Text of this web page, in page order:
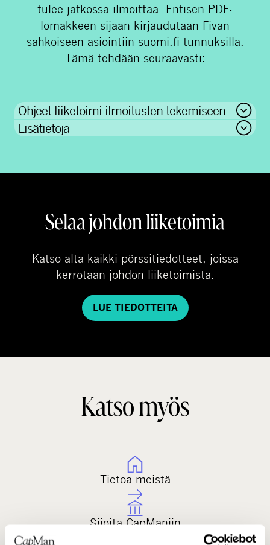
tulee jatkossa ilmoittaa. Entisen PDF-
lomakkeen sijaan kirjaudutaan Fivan
sähköiseen asiointiin suomi.fi-tunnuksilla.
Tämä tehdään seuraavasti:
Ohjeet liiketoimi-ilmoitusten tekemiseen
Lisätietoja
Selaa johdon liiketoimia
Katso alta kaikki pörssitiedotteet, joissa
kerrotaan johdon liiketoimista.
LUE TIEDOTTEITA
Katso myös
Tietoa meistä
Sijoita CapManiin